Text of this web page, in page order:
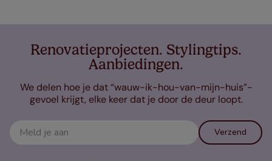
Renovatieprojecten. Stylingtips.
Aanbiedingen.
We delen hoe je dat “wauw-ik-hou-van-mijn-huis”-
gevoel krijgt, elke keer dat je door de deur loopt.
Verzend